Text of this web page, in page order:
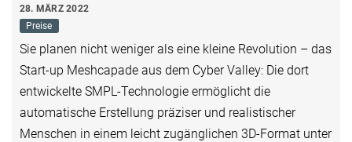
28. MÄRZ 2022
Preise
Sie planen nicht weniger als eine kleine Revolution – das
Start-up Meshcapade aus dem Cyber Valley: Die dort
entwickelte SMPL-Technologie ermöglicht die
automatische Erstellung präziser und realistischer
Menschen in einem leicht zugänglichen 3D-Format unter